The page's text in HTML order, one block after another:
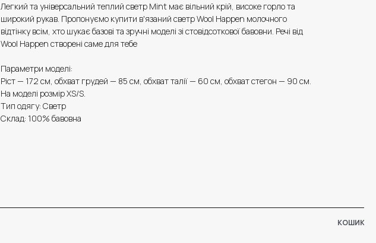
Легкий та універсальний теплий светр Mint має вільний крій, високе горло та
широкий рукав. Пропонуємо купити в'язаний светр Wool Happen молочного
відтінку всім, хто шукає базові та зручні моделі зі стовідсоткової бавовни. Речі від
Wool Happen створені саме для тебе
Параметри моделі:
Ріст — 172 см, обхват грудей — 85 см, обхват талії — 60 см, обхват стегон — 90 см.
На моделі розмір XS/S.
Тип одягу: Светр
Склад: 100% бавовна
КОШИК